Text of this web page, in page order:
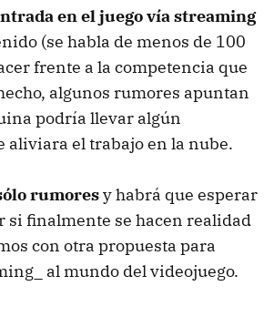
en el juego vía streaming
(se habla de menos de 100
frente a la competencia que
algunos rumores apuntan
podría llevar algún
aliviara el trabajo en la nube.
rumoresy habrá que esperar
si finalmente se hacen realidad
con otra propuesta para
al mundo del videojuego.